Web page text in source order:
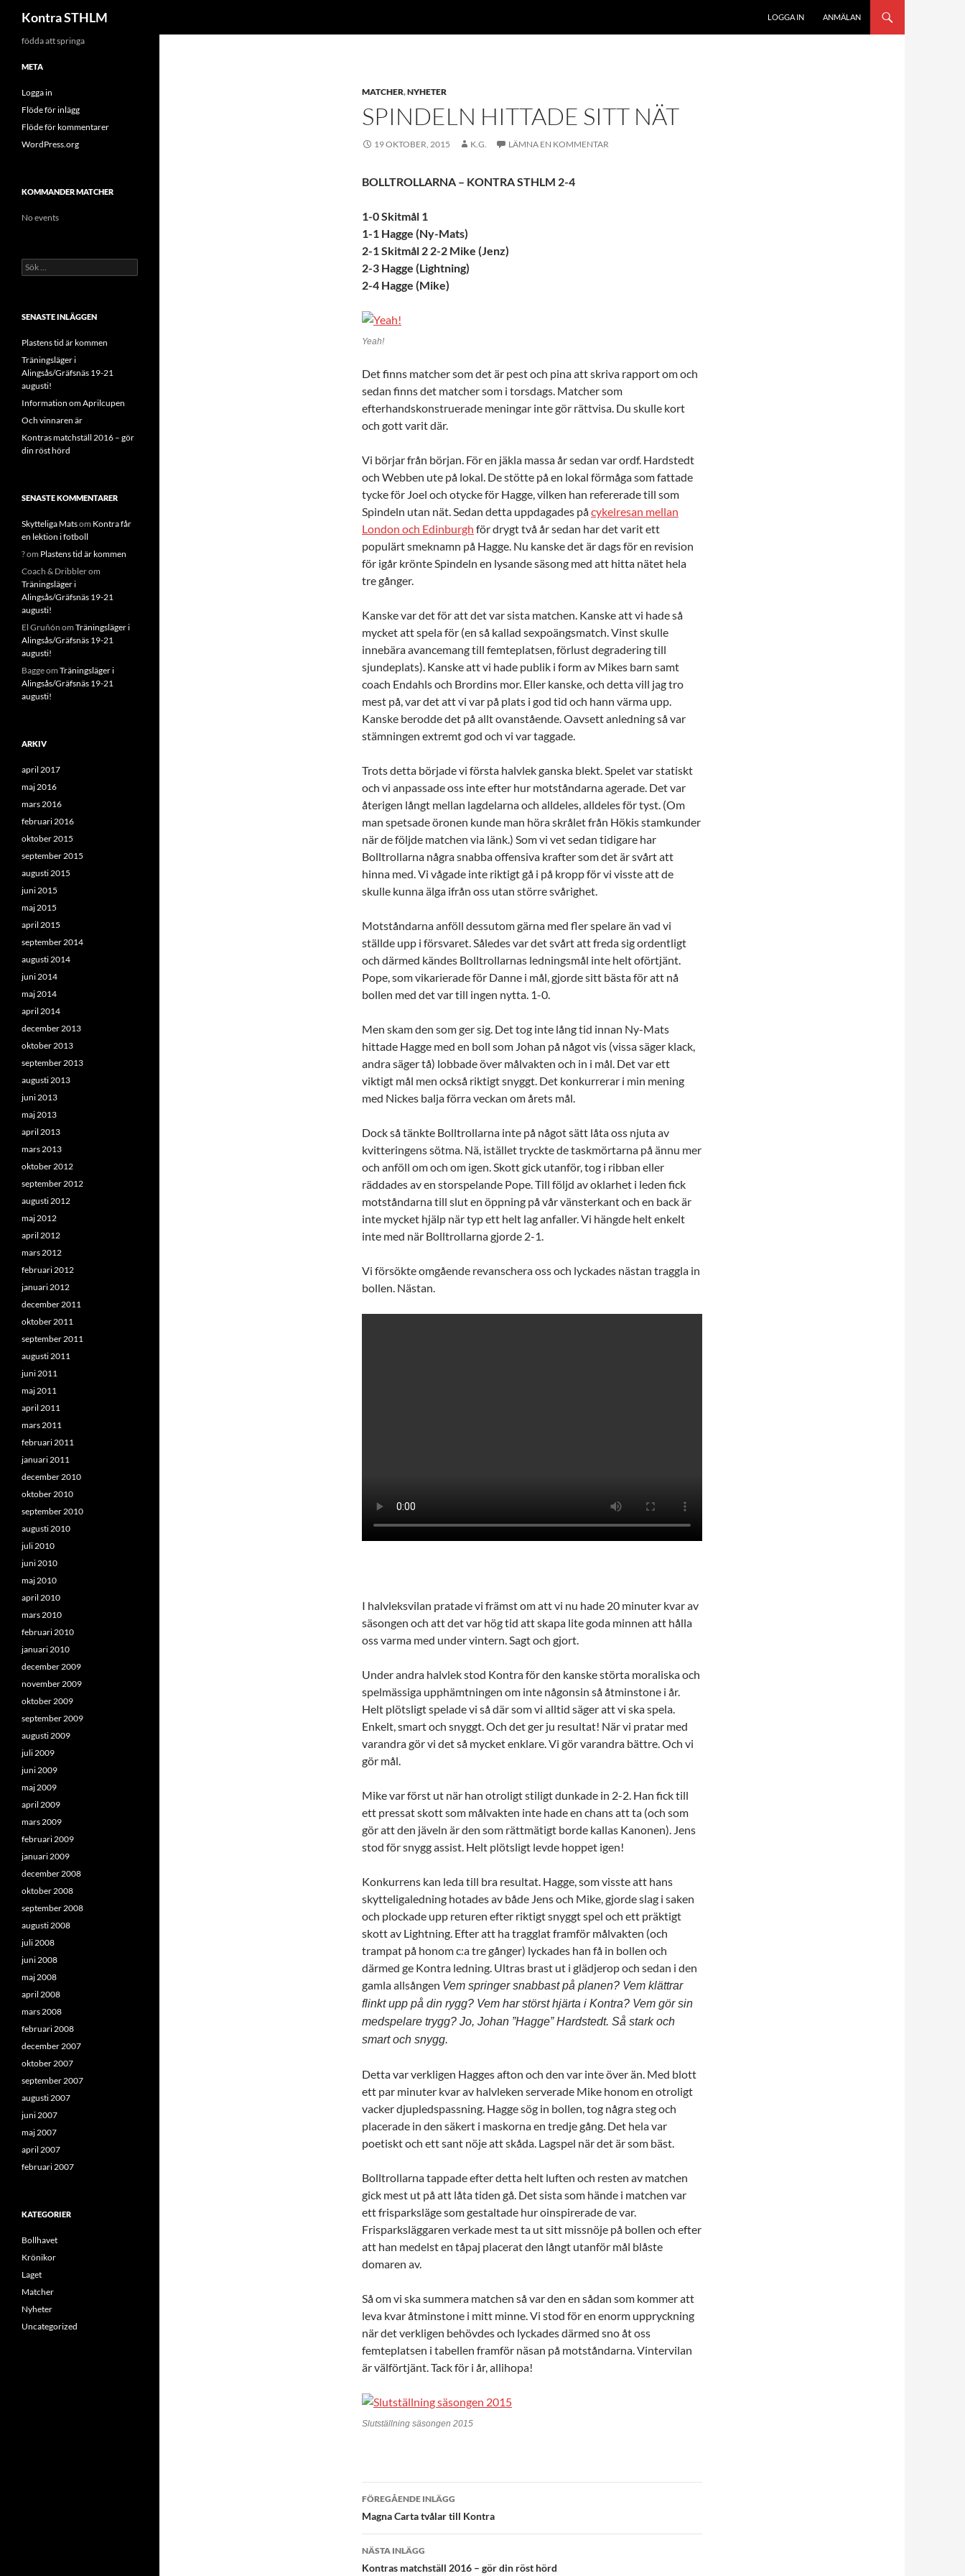
Hoppa
Kontra STHLM LOGGA IN ANMÄLAN
MATCHER,NYHETER
SPINDELN HITTADE SITT NÄT
19 OKTOBER, 2015 K.G. LÄMNA EN KOMMENTAR
BOLLTROLLARNA – KONTRA STHLM 2-4
1-0 Skitmål 1
1-1 Hagge (Ny-Mats)
2-1 Skitmål 2 2-2 Mike (Jenz)
2-3 Hagge (Lightning)
2-4 Hagge (Mike)
Yeah!
Det finns matcher som det är pest och pina att skriva rapport om och
sedan finns det matcher som i torsdags. Matcher som
efterhandskonstruerade meningar inte gör rättvisa. Du skulle kort
och gott varit där.
Vi börjar från början. För en jäkla massa år sedan var ordf. Hardstedt
och Webben ute på lokal. De stötte på en lokal förmåga som fattade
tycke för Joel och otycke för Hagge, vilken han refererade till som
Spindeln utan nät. Sedan detta uppdagades påcykelresan mellan
London och Edinburgh för drygt två år sedan har det varit ett
populärt smeknamn på Hagge. Nu kanske det är dags för en revision
för igår krönte Spindeln en lysande säsong med att hitta nätet hela
tre gånger.
Kanske var det för att det var sista matchen. Kanske att vi hade så
mycket att spela för (en så kallad sexpoängsmatch. Vinst skulle
innebära avancemang till femteplatsen, förlust degradering till
sjundeplats). Kanske att vi hade publik i form av Mikes barn samt
coach Endahls och Brordins mor. Eller kanske, och detta vill jag tro
mest på, var det att vi var på plats i god tid och hann värma upp.
Kanske berodde det på allt ovanstående. Oavsett anledning så var
stämningen extremt god och vi var taggade.
Trots detta började vi första halvlek ganska blekt. Spelet var statiskt
och vi anpassade oss inte efter hur motståndarna agerade. Det var
återigen långt mellan lagdelarna och alldeles, alldeles för tyst. (Om
man spetsade öronen kunde man höra skrålet från Hökis stamkunder
när de följde matchen via länk.) Som vi vet sedan tidigare har
Bolltrollarna några snabba offensiva krafter som det är svårt att
hinna med. Vi vågade inte riktigt gå i på kropp för vi visste att de
skulle kunna älga ifrån oss utan större svårighet.
Motståndarna anföll dessutom gärna med fler spelare än vad vi
ställde upp i försvaret. Således var det svårt att freda sig ordentligt
och därmed kändes Bolltrollarnas ledningsmål inte helt oförtjänt.
Pope, som vikarierade för Danne i mål, gjorde sitt bästa för att nå
bollen med det var till ingen nytta. 1-0.
Men skam den som ger sig. Det tog inte lång tid innan Ny-Mats
hittade Hagge med en boll som Johan på något vis (vissa säger klack,
andra säger tå) lobbade över målvakten och in i mål. Det var ett
viktigt mål men också riktigt snyggt. Det konkurrerar i min mening
med Nickes balja förra veckan om årets mål.
Dock så tänkte Bolltrollarna inte på något sätt låta oss njuta av
kvitteringens sötma. Nä, istället tryckte de taskmörtarna på ännu mer
och anföll om och om igen. Skott gick utanför, tog i ribban eller
räddades av en storspelande Pope. Till följd av oklarhet i leden fick
motståndarna till slut en öppning på vår vänsterkant och en back är
inte mycket hjälp när typ ett helt lag anfaller. Vi hängde helt enkelt
inte med när Bolltrollarna gjorde 2-1.
Vi försökte omgående revanschera oss och lyckades nästan traggla in
bollen. Nästan.
I halvleksvilan pratade vi främst om att vi nu hade 20 minuter kvar av
säsongen och att det var hög tid att skapa lite goda minnen att hålla
oss varma med under vintern. Sagt och gjort.
Under andra halvlek stod Kontra för den kanske störta moraliska och
spelmässiga upphämtningen om inte någonsin så åtminstone i år.
Helt plötsligt spelade vi så där som vi alltid säger att vi ska spela.
Enkelt, smart och snyggt. Och det ger ju resultat! När vi pratar med
varandra gör vi det så mycket enklare. Vi gör varandra bättre. Och vi
gör mål.
Mike var först ut när han otroligt stiligt dunkade in 2-2. Han fick till
ett pressat skott som målvakten inte hade en chans att ta (och som
gör att den jäveln är den som rättmätigt borde kallas Kanonen). Jens
stod för snygg assist. Helt plötsligt levde hoppet igen!
Konkurrens kan leda till bra resultat. Hagge, som visste att hans
skytteligaledning hotades av både Jens och Mike, gjorde slag i saken
och plockade upp returen efter riktigt snyggt spel och ett präktigt
skott av Lightning. Efter att ha tragglat framför målvakten (och
trampat på honom c:a tre gånger) lyckades han få in bollen och
därmed ge Kontra ledning. Ultras brast ut i glädjerop och sedan i den
gamla allsången Vem springer snabbast på planen? Vem klättrar
flinkt upp på din rygg? Vem har störst hjärta i Kontra? Vem gör sin
medspelare trygg? Jo, Johan ”Hagge” Hardstedt. Så stark och
smart och snygg.
Detta var verkligen Hagges afton och den var inte över än. Med blott
ett par minuter kvar av halvleken serverade Mike honom en otroligt
vacker djupledspassning. Hagge sög in bollen, tog några steg och
placerade in den säkert i maskorna en tredje gång. Det hela var
poetiskt och ett sant nöje att skåda. Lagspel när det är som bäst.
Bolltrollarna tappade efter detta helt luften och resten av matchen
gick mest ut på att låta tiden gå. Det sista som hände i matchen var
ett frisparksläge som gestaltade hur oinspirerade de var.
Frisparksläggaren verkade mest ta ut sitt missnöje på bollen och efter
att han medelst en tåpaj placerat den långt utanför mål blåste
domaren av.
Så om vi ska summera matchen så var den en sådan som kommer att
leva kvar åtminstone i mitt minne. Vi stod för en enorm uppryckning
när det verkligen behövdes och lyckades därmed sno åt oss
femteplatsen i tabellen framför näsan på motståndarna. Vintervilan
är välförtjänt. Tack för i år, allihopa!
Slutställning säsongen 2015
Inläggsnavigering
FÖREGÅENDE INLÄGG
Magna Carta tvålar till Kontra
NÄSTA INLÄGG
Kontras matchställ 2016 – gör din röst hörd
födda att springa
META
Logga in
Flöde för inlägg
Flöde för kommentarer
WordPress.org
KOMMANDER MATCHER
No events
Sök
efter:
SENASTE INLÄGGEN
Plastens tid är kommen
Träningsläger i
Alingsås/Gräfsnäs 19-21
augusti!
Information om Aprilcupen
Och vinnaren är
Kontras matchställ 2016 – gör
din röst hörd
SENASTE KOMMENTARER
Skytteliga Matsom Kontra får
en lektion i fotboll
?om Plastens tid är kommen
Coach & Dribblerom
Träningsläger i
Alingsås/Gräfsnäs 19-21
augusti!
El Gruñón om Träningsläger i
Alingsås/Gräfsnäs 19-21
augusti!
Baggeom Träningsläger i
Alingsås/Gräfsnäs 19-21
augusti!
ARKIV
april 2017
maj 2016
mars 2016
februari 2016
oktober 2015
september 2015
augusti 2015
juni 2015
maj 2015
april 2015
september 2014
augusti 2014
juni 2014
maj 2014
april 2014
december 2013
oktober 2013
september 2013
augusti 2013
juni 2013
maj 2013
april 2013
mars 2013
oktober 2012
september 2012
augusti 2012
maj 2012
april 2012
mars 2012
februari 2012
januari 2012
december 2011
oktober 2011
september 2011
augusti 2011
juni 2011
maj 2011
april 2011
mars 2011
februari 2011
januari 2011
december 2010
oktober 2010
september 2010
augusti 2010
juli 2010
juni 2010
maj 2010
april 2010
mars 2010
februari 2010
januari 2010
december 2009
november 2009
oktober 2009
september 2009
augusti 2009
juli 2009
juni 2009
maj 2009
april 2009
mars 2009
februari 2009
januari 2009
december 2008
oktober 2008
september 2008
augusti 2008
juli 2008
juni 2008
maj 2008
april 2008
mars 2008
februari 2008
december 2007
oktober 2007
september 2007
augusti 2007
juni 2007
maj 2007
april 2007
februari 2007
KATEGORIER
Bollhavet
Krönikor
Laget
Matcher
Nyheter
Uncategorized